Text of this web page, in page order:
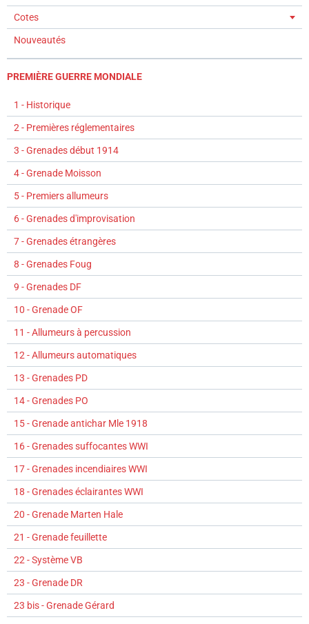
Cotes
Nouveautés
PREMIÈRE GUERRE MONDIALE
1 - Historique
2 - Premières réglementaires
3 - Grenades début 1914
4 - Grenade Moisson
5 - Premiers allumeurs
6 - Grenades d'improvisation
7 - Grenades étrangères
8 - Grenades Foug
9 - Grenades DF
10 - Grenade OF
11 - Allumeurs à percussion
12 - Allumeurs automatiques
13 - Grenades PD
14 - Grenades PO
15 - Grenade antichar Mle 1918
16 - Grenades suffocantes WWI
17 - Grenades incendiaires WWI
18 - Grenades éclairantes WWI
20 - Grenade Marten Hale
21 - Grenade feuillette
22 - Système VB
23 - Grenade DR
23 bis - Grenade Gérard